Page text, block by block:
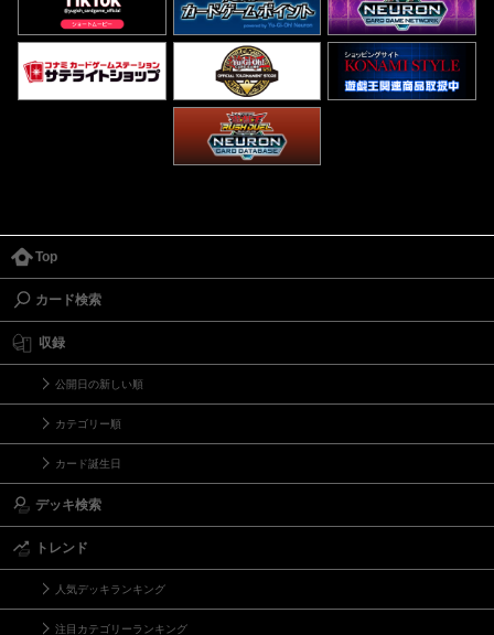
Top
カード検索
収録
公開日の新しい順
カテゴリー順
カード誕生日
デッキ検索
トレンド
人気デッキランキング
注目カテゴリーランキング